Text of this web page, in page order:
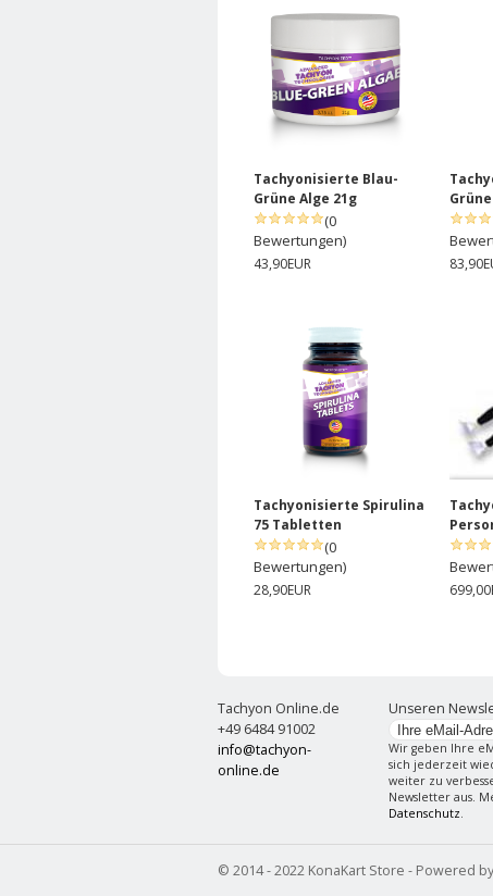
Tachyonisierte Blau-
Grüne Alge 21g
(0
Bewertungen)
43,90EUR
Tachyonisierte Spirulina
75 Tabletten
(0
Bewertungen)
28,90EUR
Tachyon Online.de
+49 6484 91002
info@tachyon-
online.de
Unseren
Wir geben Ihre
sich jederzeit
weiter zu
Newsletter aus.
Datenschutz.
© 2014 - 2022 KonaKart Store - Powered by